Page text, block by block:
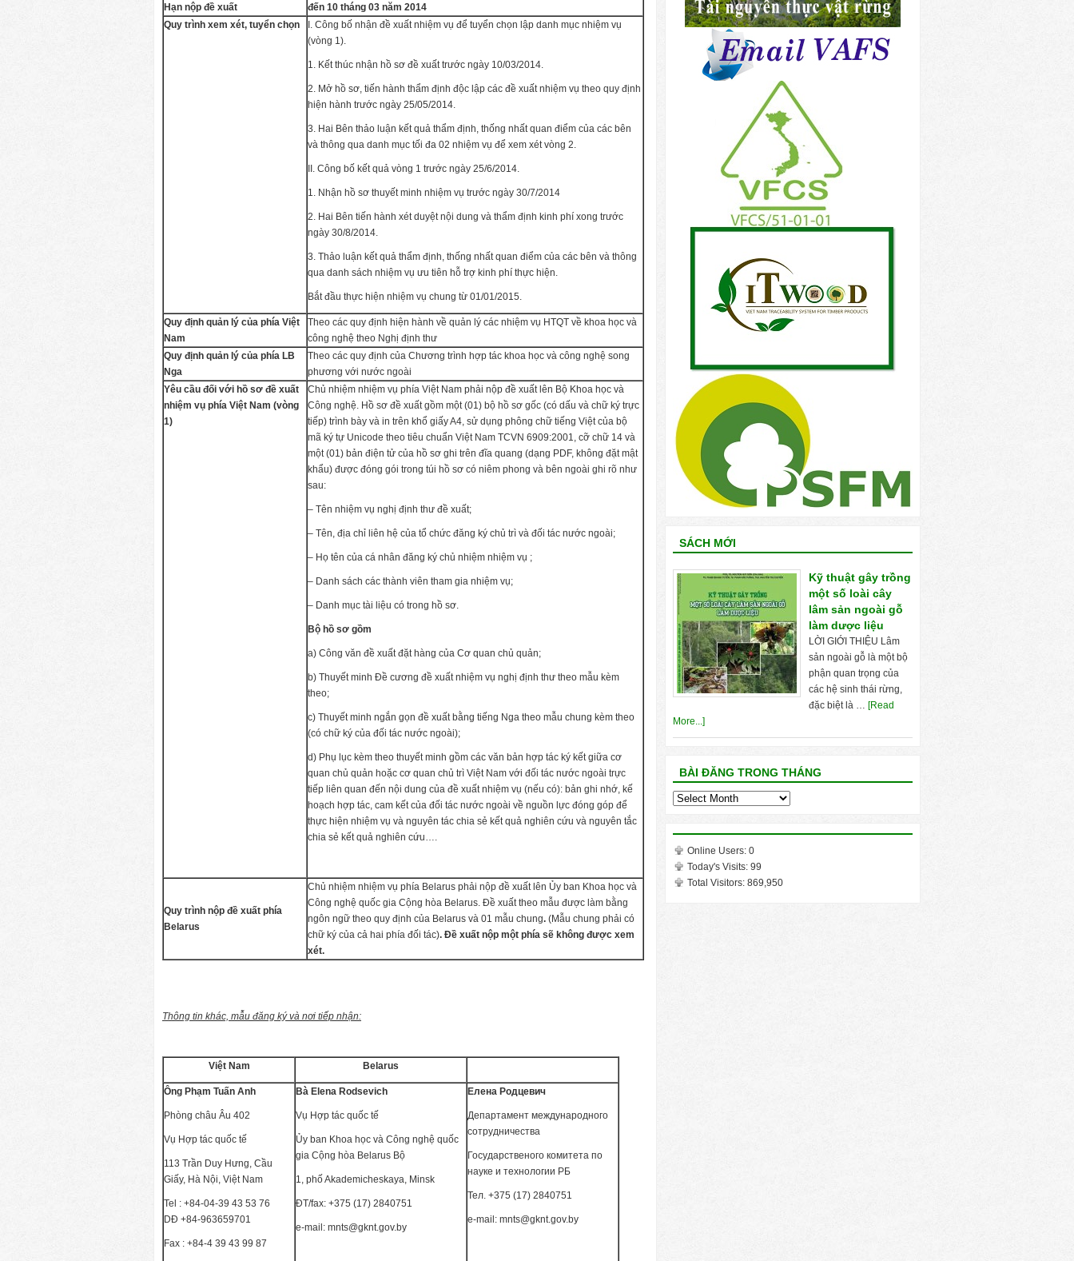
Hạn nộp đề xuất
đến 10 tháng 03 năm 2014
Quy trình xem xét, tuyển chọn
I. Công bố nhận đề xuất nhiệm vụ để tuyển chọn lập danh mục nhiệm vụ
(vòng 1).
1. Kết thúc nhận hồ sơ đề xuất trước ngày 10/03/2014.
2. Mở hồ sơ, tiến hành thẩm định độc lập các đề xuất nhiệm vụ theo quy định
hiện hành trước ngày 25/05/2014.
3. Hai Bên thảo luận kết quả thẩm định, thống nhất quan điểm của các bên
và thông qua danh mục tối đa 02 nhiệm vụ để xem xét vòng 2.
II. Công bố kết quả vòng 1 trước ngày 25/6/2014.
1. Nhận hồ sơ thuyết minh nhiệm vụ trước ngày 30/7/2014
2. Hai Bên tiến hành xét duyệt nội dung và thẩm định kinh phí xong trước
ngày 30/8/2014.
3. Thảo luận kết quả thẩm định, thống nhất quan điểm của các bên và thông
qua danh sách nhiệm vụ ưu tiên hỗ trợ kinh phí thực hiện.
Bắt đầu thực hiện nhiệm vụ chung từ 01/01/2015.
Quy định quản lý của phía Việt
Nam
Theo các quy định hiện hành về quản lý các nhiệm vụ HTQT về khoa học và
công nghệ theo Nghị định thư
Quy định quản lý của phía LB
Nga
Theo các quy định của Chương trình hợp tác khoa học và công nghệ song
phương với nước ngoài
Yêu cầu đối với hồ sơ đề xuất
nhiệm vụ phía Việt Nam (vòng
1)
Chủ nhiệm nhiệm vụ phía Việt Nam phải nộp đề xuất lên Bộ Khoa học và
Công nghệ. Hồ sơ đề xuất gồm một (01) bộ hồ sơ gốc (có dấu và chữ ký trực
tiếp) trình bày và in trên khổ giấy A4, sử dụng phông chữ tiếng Việt của bộ
mã ký tự Unicode theo tiêu chuẩn Việt Nam TCVN 6909:2001, cỡ chữ 14 và
một (01) bản điện tử của hồ sơ ghi trên đĩa quang (dạng PDF, không đặt mật
khẩu) được đóng gói trong túi hồ sơ có niêm phong và bên ngoài ghi rõ như
sau:
– Tên nhiệm vụ nghị định thư đề xuất;
– Tên, địa chỉ liên hệ của tổ chức đăng ký chủ trì và đối tác nước ngoài;
– Họ tên của cá nhân đăng ký chủ nhiệm nhiệm vụ ;
– Danh sách các thành viên tham gia nhiệm vụ;
– Danh mục tài liệu có trong hồ sơ.
Bộ hồ sơ gồm
a) Công văn đề xuất đặt hàng của Cơ quan chủ quản;
b) Thuyết minh Đề cương đề xuất nhiệm vụ nghị định thư theo mẫu kèm
theo;
c) Thuyết minh ngắn gọn đề xuất bằng tiếng Nga theo mẫu chung kèm theo
(có chữ ký của đối tác nước ngoài);
d) Phụ lục kèm theo thuyết minh gồm các văn bản hợp tác ký kết giữa cơ
quan chủ quản hoặc cơ quan chủ trì Việt Nam với đối tác nước ngoài trực
tiếp liên quan đến nội dung của đề xuất nhiệm vụ (nếu có): bản ghi nhớ, kế
hoạch hợp tác, cam kết của đối tác nước ngoài về nguồn lực đóng góp để
thực hiện nhiệm vụ và nguyên tác chia sẻ kết quả nghiên cứu và nguyên tắc
chia sẻ kết quả nghiên cứu….
Quy trình nộp đề xuất phía
Belarus
Chủ nhiệm nhiệm vụ phía Belarus phải nộp đề xuất lên Ủy ban Khoa học và
Công nghệ quốc gia Cộng hòa Belarus. Đề xuất theo mẫu được làm bằng
ngôn ngữ theo quy định của Belarus và 01 mẫu chung. (Mẫu chung phải có
chữ ký của cả hai phía đối tác). Đề xuất nộp một phía sẽ không được xem
xét.
Thông tin khác, mẫu đăng ký và nơi tiếp nhận:
Việt Nam Belarus
Ông Phạm Tuấn Anh
Phòng châu Âu 402
Vụ Hợp tác quốc tế
113 Trần Duy Hưng, Cầu
Giấy, Hà Nội, Việt Nam
Tel : +84-04-39 43 53 76
DĐ +84-963659701
Fax : +84-4 39 43 99 87
Bà Elena Rodsevich
Vụ Hợp tác quốc tế
Ủy ban Khoa học và Công nghệ quốc
gia Cộng hòa Belarus Bộ
1, phố Akademicheskaya, Minsk
ĐT/fax: +375 (17) 2840751
e-mail: mnts@gknt.gov.by
Елена Родцевич
Департамент международного
сотрудничества
Государственого комитета по
науке и технологии РБ
Тел. +375 (17) 2840751
e-mail: mnts@gknt.gov.by
SÁCH MỚI
Kỹ thuật gây trồng
một số loài cây
lâm sản ngoài gỗ
làm dược liệu
LỜI GIỚI THIỆU Lâm
sản ngoài gỗ là một bộ
phận quan trọng của
các hệ sinh thái rừng,
đặc biệt là … [Read
More...]
BÀI ĐĂNG TRONG THÁNG
Bài
thángOnline Users: 0
Today's Visits: 99
Total Visitors: 869,950